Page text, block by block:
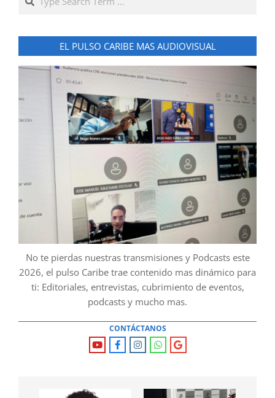
EL PULSO CARIBE MAS AUDIOVISUAL
No te pierdas nuestras transmisiones y Podcasts este
2026, el pulso Caribe trae contenido mas dinámico para
ti: Editoriales, entrevistas, cubrimiento de eventos,
podcasts y mucho mas.
CONTÁCTANOS